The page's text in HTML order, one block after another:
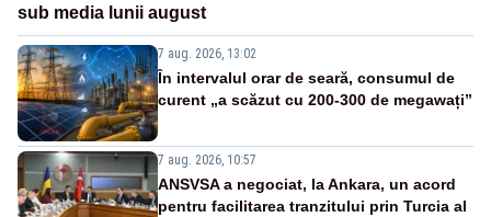
sub media lunii august
7 aug. 2026, 13:02
În intervalul orar de seară, consumul de
curent „a scăzut cu 200-300 de megawați”
7 aug. 2026, 10:57
ANSVSA a negociat, la Ankara, un acord
pentru facilitarea tranzitului prin Turcia al